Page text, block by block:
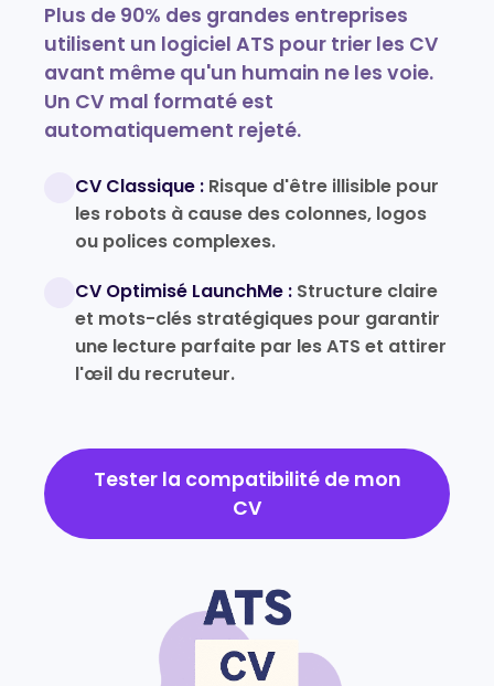
Plus de 90% des grandes entreprises
utilisent un logiciel ATS pour trier les CV
avant même qu'un humain ne les voie.
Un CV mal formaté est
automatiquement rejeté.
CV Classique : Risque d'être illisible pour
les robots à cause des colonnes, logos
ou polices complexes.
CV Optimisé LaunchMe : Structure claire
et mots-clés stratégiques pour garantir
une lecture parfaite par les ATS et attirer
l'œil du recruteur.
Tester la compatibilité de mon
CV